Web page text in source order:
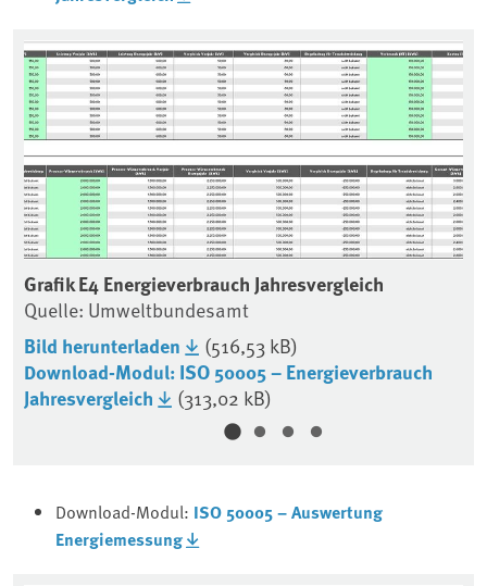
Grafik E4 Energieverbrauch Jahresvergleich
Quelle: Umweltbundesamt
Bild herunterladen (516,53 kB)
Download-Modul: ISO 50005 – Energieverbrauch
Jahresvergleich
(313,02 kB)
Download-Modul: ISO 50005 – Auswertung
Energiemessung